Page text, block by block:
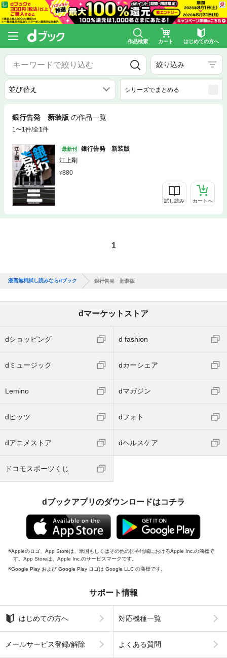
作品検索 カート はじめての方へ
絞り込み
シリーズでまとめる
銀行告発 新装版 の作品一覧
1〜1件/全1件
最新刊
銀行告発 新装版
江上剛
880
試し読み カートへ
1
漫画無料試し読みならdブック 銀行告発 新装版
dマーケットストア
dショッピング d fashion
dミュージック dカーシェア
Lemino dマガジン
dヒッツ dフォト
dアニメストア dヘルスケア
ドコモスポーツくじ
dブックアプリのダウンロードはコチラ
Appleのロゴ、App Storeは、米国もしくはその他の国や地域におけるApple Inc.の商標で
す。App Storeは、Apple Inc.のサービスマークです。
Google Play および Google Play ロゴは Google LLC の商標です。
サポート情報
はじめての方へ 対応機種一覧
メールサービス登録/解除 よくある質問